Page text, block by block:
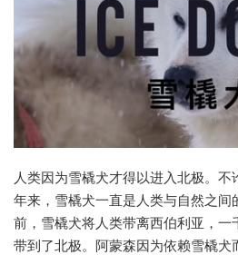
人类因为雪橇犬才得以进入北极。
年来，雪橇犬一直是人类与自然之间
前，雪橇犬将人类带离西伯利亚，一
带到了北极。阿蒙森因为依赖雪橇犬